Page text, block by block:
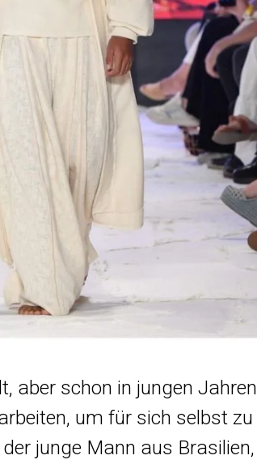
aber schon in jungen Jahren
um für sich selbst zu
junge Mann aus Brasilien,